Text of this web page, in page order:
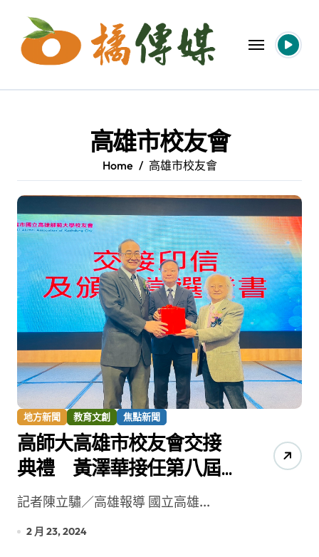
content
高雄市校友會
Home 高雄市校友會
地方新聞 教育文創 焦點新聞
高師大高雄市校友會交接
典禮 黃澤華接任第八屆
理事長
記者陳立驌／高雄報導 國立高雄...
2 月 23, 2024